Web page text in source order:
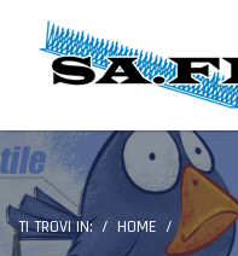
TI TROVI IN: HOME